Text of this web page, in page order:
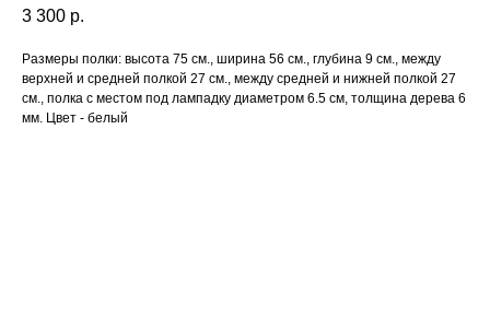
3 300 р.
Размеры полки: высота 75 см., ширина 56 см., глубина 9 см., между
верхней и средней полкой 27 см., между средней и нижней полкой 27
см., полка с местом под лампадку диаметром 6.5 см, толщина дерева 6
мм. Цвет - белый